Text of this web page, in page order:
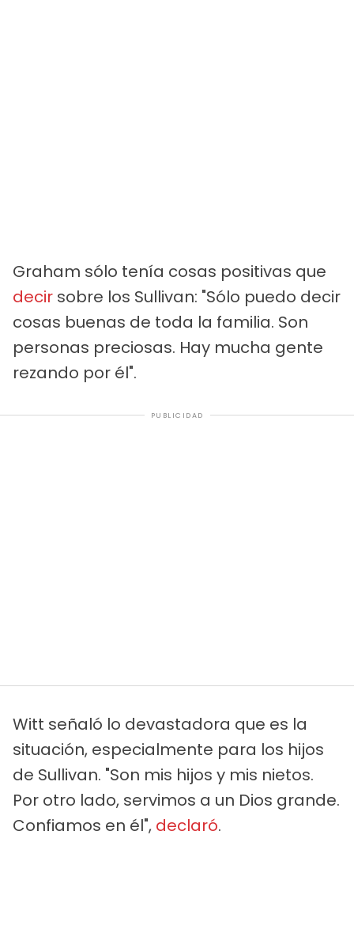
Graham sólo tenía cosas positivas que
decir sobre los Sullivan: "Sólo puedo decir
cosas buenas de toda la familia. Son
personas preciosas. Hay mucha gente
rezando por él".
PUBLICIDAD
Witt señaló lo devastadora que es la
situación, especialmente para los hijos
de Sullivan. "Son mis hijos y mis nietos.
Por otro lado, servimos a un Dios grande.
Confiamos en él", declaró.